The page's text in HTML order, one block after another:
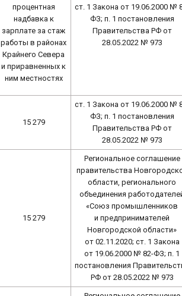
процентная
надбавка к
зарплате за стаж
работы в районах
Крайнего Севера
и приравненных к
ним местностях
ст. 1 Закона от 19.06.2000 №
ФЗ; п. 1 постановления
Правительства РФ от
28.05.2022 № 973
15 279
ст. 1 Закона от 19.06.2000 №
ФЗ; п. 1 постановления
Правительства РФ от
28.05.2022 № 973
15 279
Региональное соглашение
правительства
области, регионального
объединения
«Союз промышленников
и предпринимателей
Новгородской области»
от 02.11.2020; ст. 1 Закона
от 19.06.2000 № 82-ФЗ; п. 1
постановления
РФ от 28.05.2022 № 973